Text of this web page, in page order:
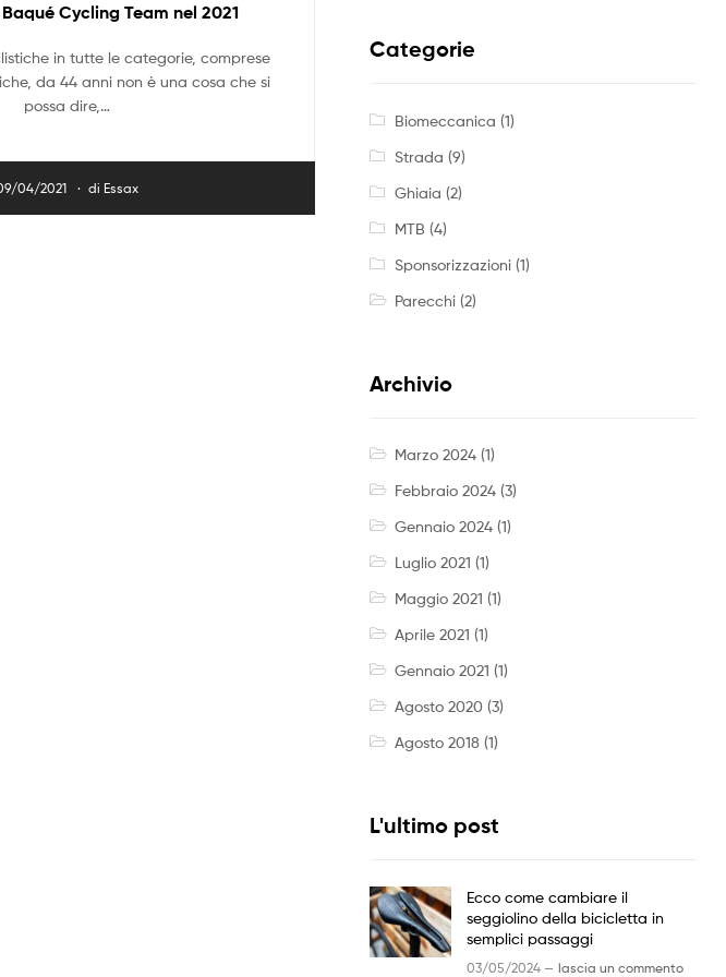
Cycling Team nel 2021
in tutte le categorie, comprese
da 44 anni non è una cosa che si
possa dire,…
04/2021 di Essax
Categorie
Biomeccanica (1)
Strada (9)
Ghiaia (2)
MTB (4)
Sponsorizzazioni(1)
Parecchi(2)
Archivio
Marzo 2024(1)
Febbraio 2024(3)
Gennaio 2024(1)
Luglio 2021 (1)
Maggio 2021 (1)
Aprile 2021 (1)
Gennaio 2021 (1)
Agosto 2020(3)
Agosto 2018(1)
L'ultimo post
Ecco come cambiare il
seggiolino della bicicletta in
semplici passaggi
03/05/2024 — lascia un commento